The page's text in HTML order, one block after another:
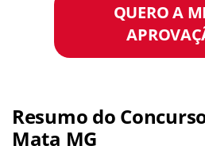
QUERO A
Resumo do
Mata MG